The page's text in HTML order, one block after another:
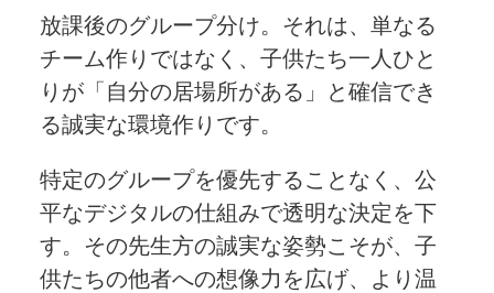
放課後のグループ分け。それは、単なる
チーム作りではなく、子供たち一人ひと
りが「自分の居場所がある」と確信でき
る誠実な環境作りです。
特定のグループを優先することなく、公
平なデジタルの仕組みで透明な決定を下
す。その先生方の誠実な姿勢こそが、子
供たちの他者への想像力を広げ、より温